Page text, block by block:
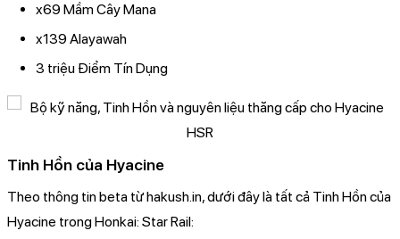
x69 Mầm Cây Mana
x139 Alayawah
3 triệu Điểm Tín Dụng
Tinh Hồn của Hyacine
Theo thông tin beta từ hakush.in, dưới đây là tất cả Tinh Hồn của
Hyacine trong Honkai: Star Rail: